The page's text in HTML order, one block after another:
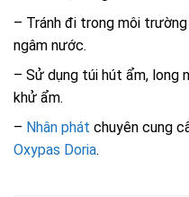
– Tránh đi trong môi
ngâm nước.
– Sử dụng túi hút ẩm, long
khử ẩm.
– Nhân phát chuyên cung
Oxypas Doria.